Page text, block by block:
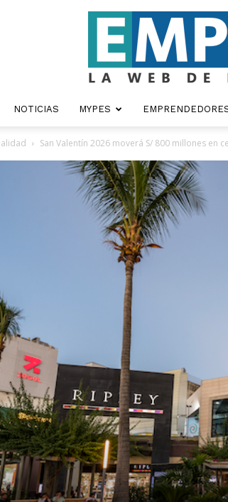
NOTICIAS MYPES
San Valentín 2026 moverá S/ 800 millones en